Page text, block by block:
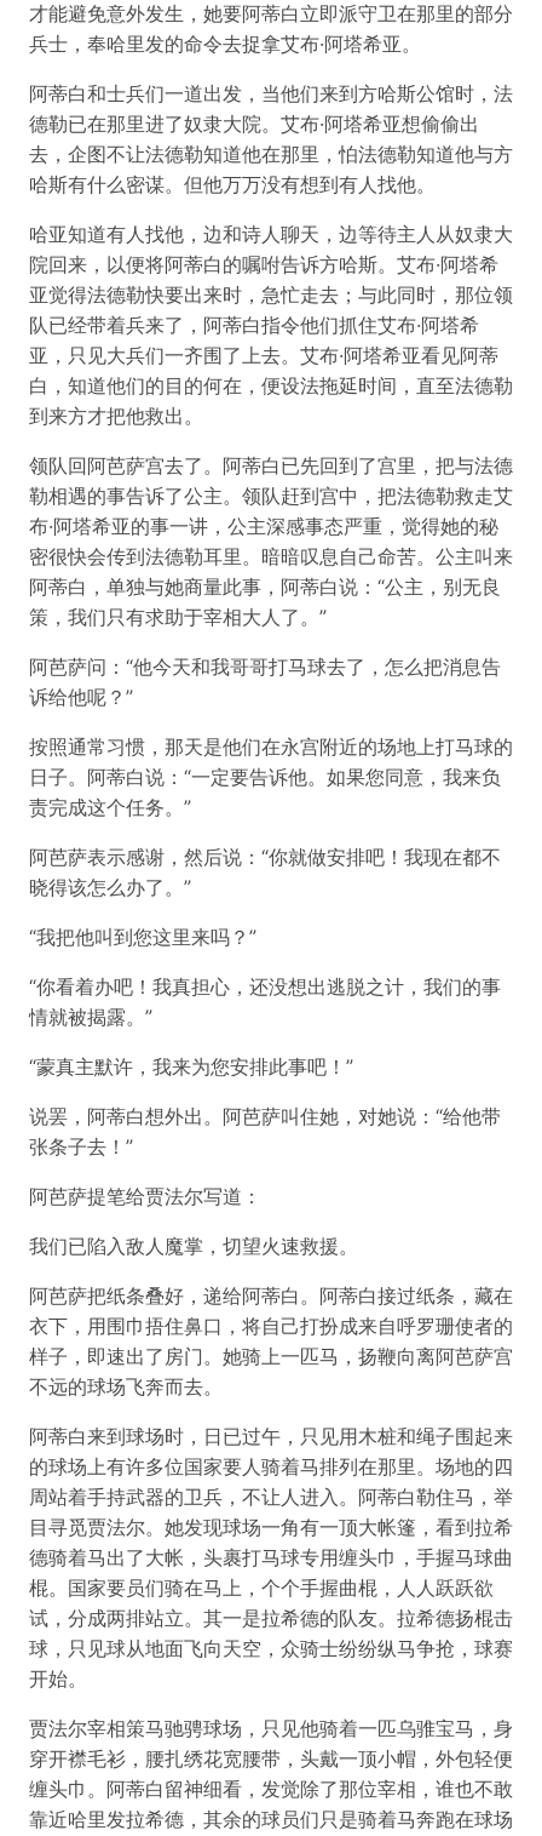
才能避免意外发生，她要阿蒂白立即派守卫在那里的部分
兵士，奉哈里发的命令去捉拿艾布·阿塔希亚。
阿蒂白和士兵们一道出发，当他们来到方哈斯公馆时，法
德勒已在那里进了奴隶大院。艾布·阿塔希亚想偷偷出
去，企图不让法德勒知道他在那里，怕法德勒知道他与方
哈斯有什么密谋。但他万万没有想到有人找他。
哈亚知道有人找他，边和诗人聊天，边等待主人从奴隶大
院回来，以便将阿蒂白的嘱咐告诉方哈斯。艾布·阿塔希
亚觉得法德勒快要出来时，急忙走去；与此同时，那位领
队已经带着兵来了，阿蒂白指令他们抓住艾布·阿塔希
亚，只见大兵们一齐围了上去。艾布·阿塔希亚看见阿蒂
白，知道他们的目的何在，便设法拖延时间，直至法德勒
到来方才把他救出。
领队回阿芭萨宫去了。阿蒂白已先回到了宫里，把与法德
勒相遇的事告诉了公主。领队赶到宫中，把法德勒救走艾
布·阿塔希亚的事一讲，公主深感事态严重，觉得她的秘
密很快会传到法德勒耳里。暗暗叹息自己命苦。公主叫来
阿蒂白，单独与她商量此事，阿蒂白说：“公主，别无良
策，我们只有求助于宰相大人了。”
阿芭萨问：“他今天和我哥哥打马球去了，怎么把消息告
诉给他呢？”
按照通常习惯，那天是他们在永宫附近的场地上打马球的
日子。阿蒂白说：“一定要告诉他。如果您同意，我来负
责完成这个任务。”
阿芭萨表示感谢，然后说：“你就做安排吧！我现在都不
晓得该怎么办了。”
“我把他叫到您这里来吗？”
“你看着办吧！我真担心，还没想出逃脱之计，我们的事
情就被揭露。”
“蒙真主默许，我来为您安排此事吧！”
说罢，阿蒂白想外出。阿芭萨叫住她，对她说：“给他带
张条子去！”
阿芭萨提笔给贾法尔写道：
我们已陷入敌人魔掌，切望火速救援。
阿芭萨把纸条叠好，递给阿蒂白。阿蒂白接过纸条，藏在
衣下，用围巾捂住鼻口，将自己打扮成来自呼罗珊使者的
样子，即速出了房门。她骑上一匹马，扬鞭向离阿芭萨宫
不远的球场飞奔而去。
阿蒂白来到球场时，日已过午，只见用木桩和绳子围起来
的球场上有许多位国家要人骑着马排列在那里。场地的四
周站着手持武器的卫兵，不让人进入。阿蒂白勒住马，举
目寻觅贾法尔。她发现球场一角有一顶大帐篷，看到拉希
德骑着马出了大帐，头裹打马球专用缠头巾，手握马球曲
棍。国家要员们骑在马上，个个手握曲棍，人人跃跃欲
试，分成两排站立。其一是拉希德的队友。拉希德扬棍击
球，只见球从地面飞向天空，众骑士纷纷纵马争抢，球赛
开始。
贾法尔宰相策马驰骋球场，只见他骑着一匹乌骓宝马，身
穿开襟毛衫，腰扎绣花宽腰带，头戴一顶小帽，外包轻便
缠头巾。阿蒂白留神细看，发觉除了那位宰相，谁也不敢
靠近哈里发拉希德，其余的球员们只是骑着马奔跑在球场